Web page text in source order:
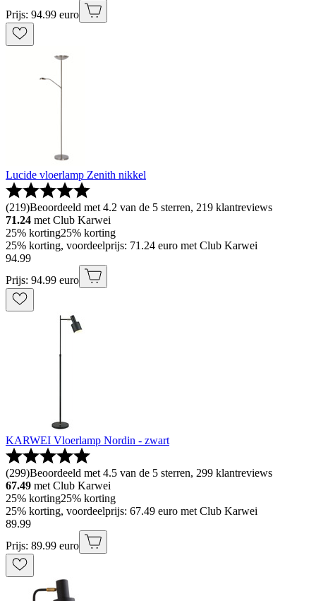
Prijs: 94.99 euro
Lucide vloerlamp Zenith nikkel
(219)Beoordeeld met 4.2 van de 5 sterren, 219 klantreviews
71.24 met Club Karwei
25% korting25% korting
25% korting, voordeelprijs: 71.24 euro met Club Karwei
94.99
Prijs: 94.99 euro
KARWEI Vloerlamp Nordin - zwart
(299)Beoordeeld met 4.5 van de 5 sterren, 299 klantreviews
67.49 met Club Karwei
25% korting25% korting
25% korting, voordeelprijs: 67.49 euro met Club Karwei
89.99
Prijs: 89.99 euro